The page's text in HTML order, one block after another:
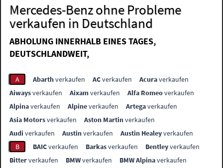
Mercedes-Benz ohne Probleme
verkaufen in Deutschland
ABHOLUNG INNERHALB EINES TAGES,
DEUTSCHLANDWEIT,
A Abarthverkaufen ACverkaufen Acuraverkaufen
Aiwaysverkaufen Aixamverkaufen Alfa Romeoverkaufen
Alpinaverkaufen Alpineverkaufen Artegaverkaufen
Asia Motorsverkaufen Aston Martinverkaufen
Audi verkaufen Austinverkaufen Austin Healeyverkaufen
B
BAICverkaufen Barkasverkaufen Bentleyverkaufen
Bitterverkaufen BMWverkaufen BMW Alpinaverkaufen